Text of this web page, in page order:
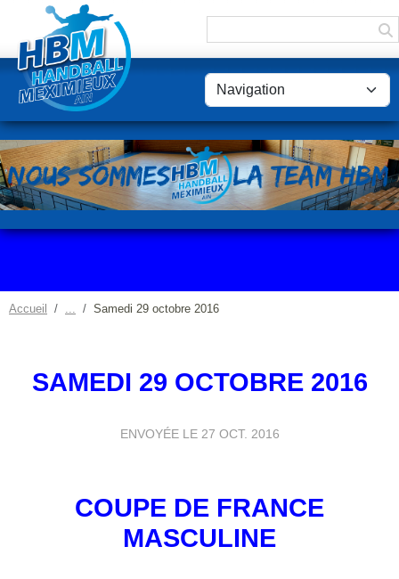
Accueil Samedi 29 octobre 2016
SAMEDI 29 OCTOBRE 2016
ENVOYÉE LE 27 OCT. 2016
COUPE DE FRANCE
MASCULINE
Panneau de gestion des cookies